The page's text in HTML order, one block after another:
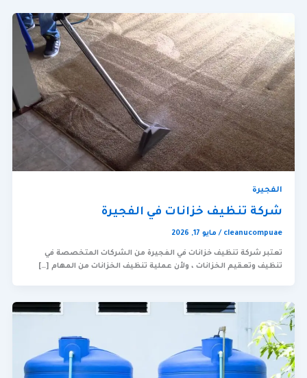
الفجيرة
شركة تنظيف خزانات في الفجيرة
cleanucompuae
/ مايو 17, 2026
تعتبر شركة تنظيف خزانات في الفجيرة من الشركات المتخصصة في
تنظيف وتعقيم الخزانات ، ولأن عملية تنظيف الخزانات من المهام […]